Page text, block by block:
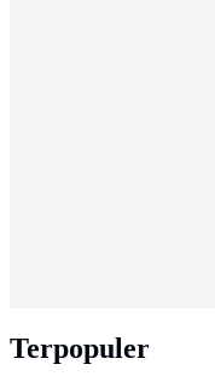
Terpopuler